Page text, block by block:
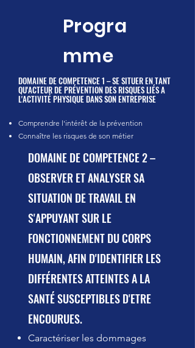
Progra
mme
DOMAINE DE COMPETENCE 1 – SE SITUER EN TANT
QU'ACTEUR DE PRÉVENTION DES RISQUES LIÉS A
L'ACTIVITÉ PHYSIQUE DANS SON ENTREPRISE
Comprendre l'intérêt de la prévention
Connaître les risques de son métier
DOMAINE DE COMPETENCE 2 –
OBSERVER ET ANALYSER SA
SITUATION DE TRAVAIL EN
S'APPUYANT SUR LE
FONCTIONNEMENT DU CORPS
HUMAIN, AFIN D'IDENTIFIER LES
DIFFÉRENTES ATTEINTES A LA
SANTÉ SUSCEPTIBLES D'ETRE
ENCOURUES.
Caractériser les dommages